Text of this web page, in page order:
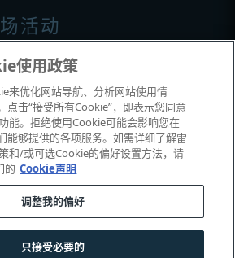
活动
plc。版权所有。
辅助功能|
使用政策
来优化网站导航、分析网站使用情
点击“接受所有Cookie”，即表示您同意
能。拒绝使用Cookie可能会影响您在
能够提供的各项服务。如需详细了解雷
和/或可选Cookie的偏好设置方法，请
的 Cookie声明
调整我的偏好
只接受必要的